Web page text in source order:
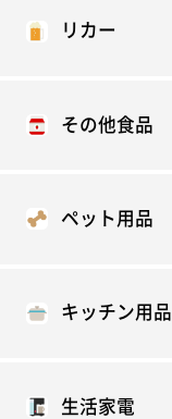
リカー
その他食品
ペット用品
キッチン用品
生活家電